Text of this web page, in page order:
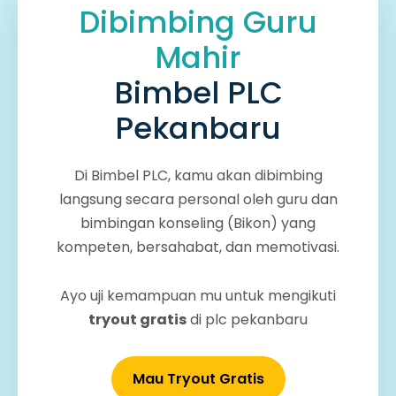
Dibimbing Guru
Mahir
Bimbel PLC
Pekanbaru
Di Bimbel PLC, kamu akan dibimbing
langsung secara personal oleh guru dan
bimbingan konseling (Bikon) yang
kompeten, bersahabat, dan memotivasi.
Ayo uji kemampuan mu untuk mengikuti
tryout gratisdi plc pekanbaru
Mau Tryout Gratis